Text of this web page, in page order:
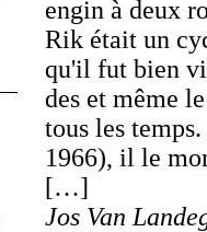
engin à deux
Rik était un
qu'il fut bien
des et même
tous les
1966), il le
[…]
Jos Van